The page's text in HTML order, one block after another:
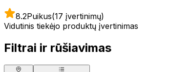
8.2Puikus(17 įvertinimų)
Vidutinis tiekėjo produktų įvertinimas
Filtrai ir rūšiavimas